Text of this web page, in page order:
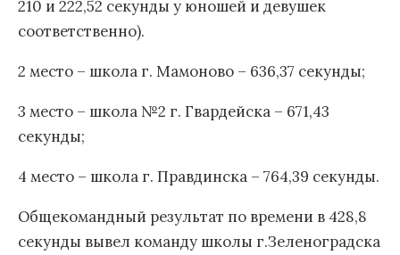
210 и 222,52 секунды у юношей и девушек
соответственно).
2 место – школа г. Мамоново – 636,37 секунды;
3 место – школа №2 г. Гвардейска – 671,43
секунды;
4 место – школа г. Правдинска – 764,39 секунды.
Общекомандный результат по времени в 428,8
секунды вывел команду школы г.Зеленоградска